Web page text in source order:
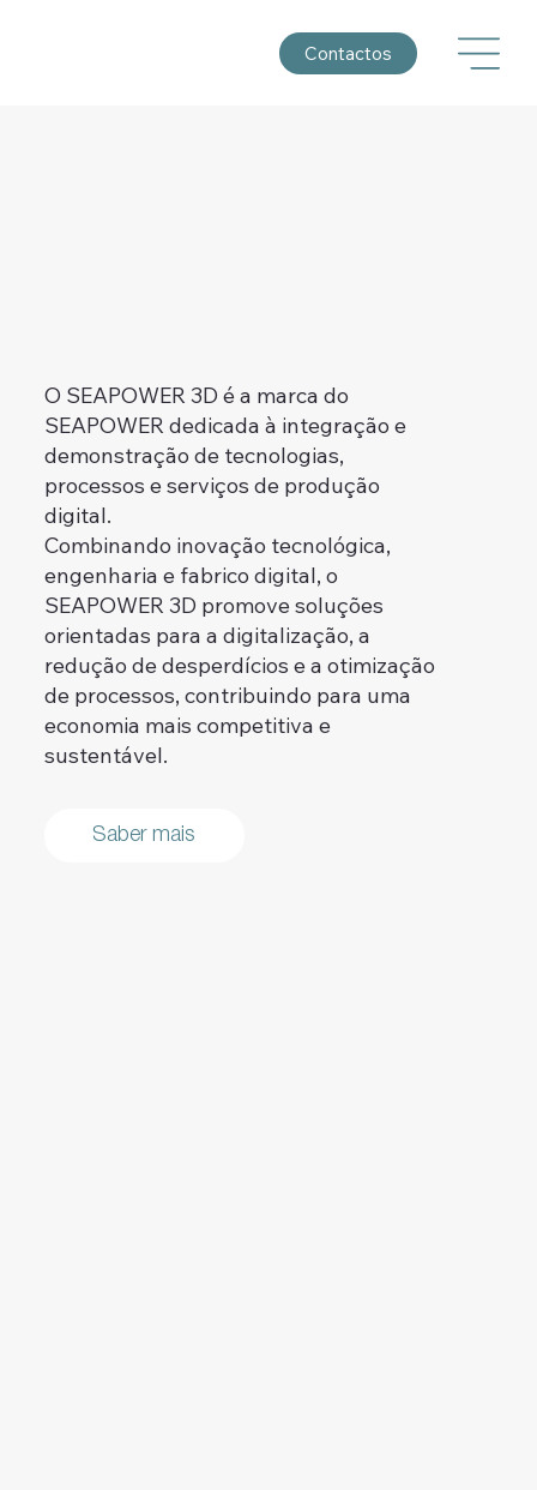
Contactos
O SEAPOWER 3D é a marca do
SEAPOWER dedicada à integração e
demonstração de tecnologias,
processos e serviços de produção
digital.
Combinando inovação tecnológica,
engenharia e fabrico digital, o
SEAPOWER 3D promove soluções
orientadas para a digitalização, a
redução de desperdícios e a otimização
de processos, contribuindo para uma
economia mais competitiva e
sustentável.
Saber mais